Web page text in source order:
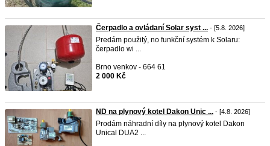
Čerpadlo a ovládaní Solar syst ... - [5.8. 2026]
Predám použitý, no funkční systém k Solaru:
čerpadlo wi ...
Brno venkov - 664 61
2 000 Kč
ND na plynový kotel Dakon Unic ... - [4.8. 2026]
Prodám náhradní díly na plynový kotel Dakon
Unical DUA2 ...